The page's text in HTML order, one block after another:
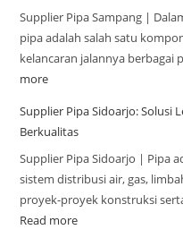
Supplier Pipa Sampang |
pipa adalah salah satu
kelancaran jalannya
more
Supplier Pipa Sidoarjo: Solusi
Berkualitas
Supplier Pipa Sidoarjo | Pipa
sistem distribusi air, gas,
proyek-proyek konstruksi
Read more